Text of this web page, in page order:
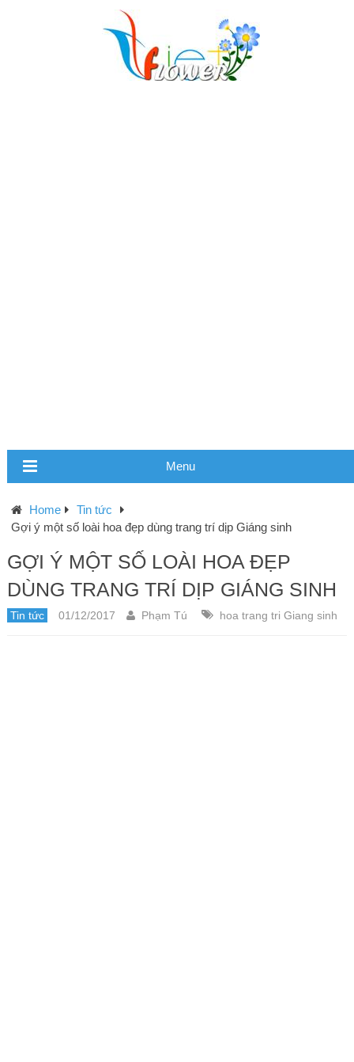
Menu
Home
Tin tức
Gợi ý một số loài hoa đẹp dùng trang trí dịp Giáng sinh
GỢI Ý MỘT SỐ LOÀI HOA ĐẸP
DÙNG TRANG TRÍ DỊP GIÁNG SINH
Tin tức 01/12/2017 Phạm Tú hoa trang tri Giang sinh